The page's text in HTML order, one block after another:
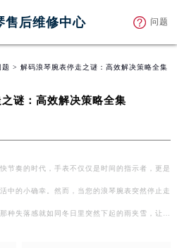
售后维修中心 问题
题 > 解码浪琴腕表停走之谜：高效解决策略全集
谜：高效解决策略全集
节奏的时代，手表不仅仅是时间的指示者，更是
中的小确幸。然而，当您的浪琴腕表突然停止走
种失落感就如同冬日里突然下起的雨夹雪，让人